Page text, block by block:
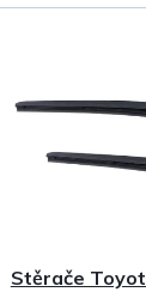
Stěrače